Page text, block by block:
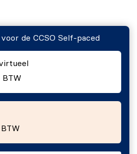
Response
Security
Entitlement and Access
and Compliance
de CCSO Self-paced
BTW